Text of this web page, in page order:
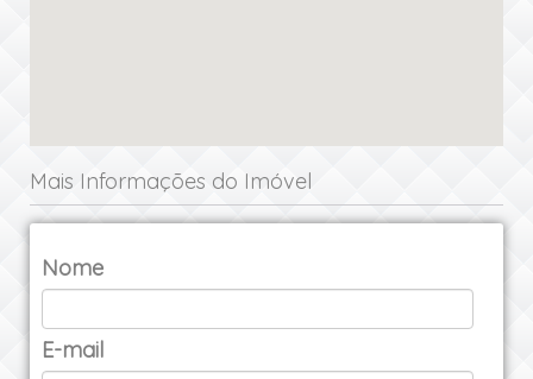
Mais Informações do Imóvel
Nome
E-mail